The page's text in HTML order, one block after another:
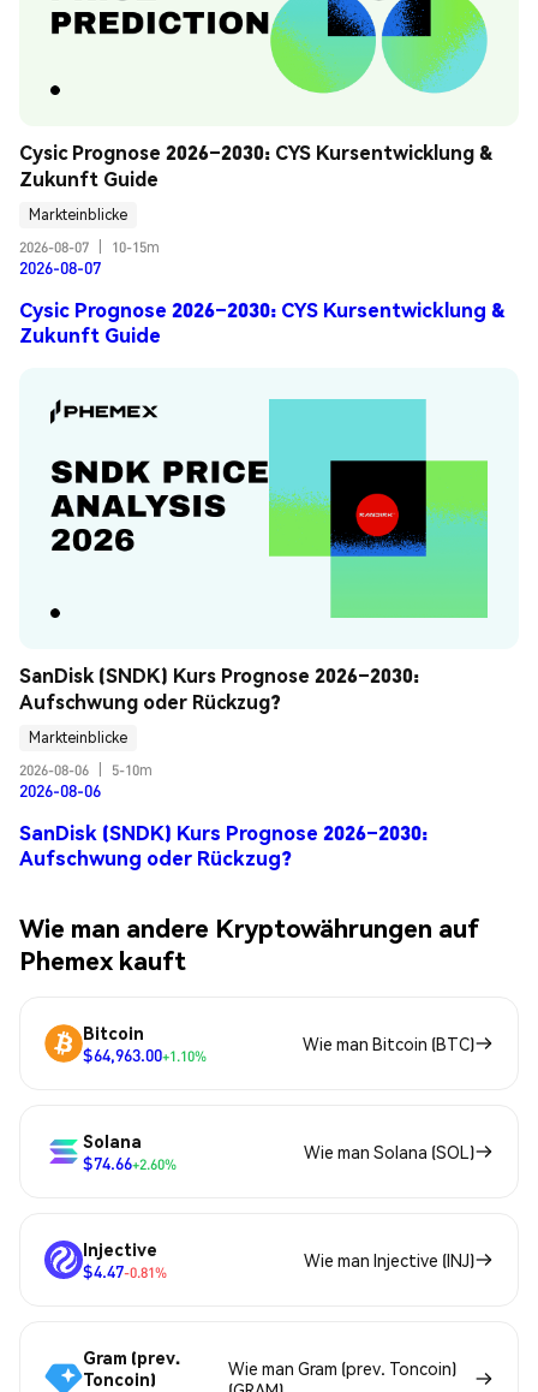
Cysic Prognose 2026–2030: CYS Kursentwicklung &
Zukunft Guide
Markteinblicke
2026-08-07
10-15m
2026-08-07
Cysic Prognose 2026–2030: CYS Kursentwicklung &
Zukunft Guide
SanDisk (SNDK) Kurs Prognose 2026–2030:
Aufschwung oder Rückzug?
Markteinblicke
2026-08-06
5-10m
2026-08-06
SanDisk (SNDK) Kurs Prognose 2026–2030:
Aufschwung oder Rückzug?
Wie man andere Kryptowährungen auf
Phemex kauft
Bitcoin
$64,963.00+1.10%
Wie man Bitcoin (BTC)
Solana
$74.66+2.60%
Wie man Solana (SOL)
Injective
$4.47-0.81%
Wie man Injective (INJ)
Gram (prev.
Toncoin)
Wie man Gram (prev. Toncoin)